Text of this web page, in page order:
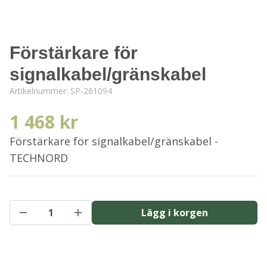
Förstärkare för
signalkabel/gränskabel
Artikelnummer: SP-261094
1 468 kr
Förstärkare för signalkabel/gränskabel -
TECHNORD
Lägg i korgen